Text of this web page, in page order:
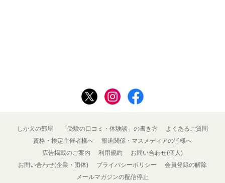
しか犬の部屋 「受験の口コミ・体験談」の書き方
よくあるご質問
資格・検定主催者様へ
報道関係・マスメディアの皆様へ
広告掲載のご案内
利用規約
お問い合わせ(個人)
お問い合わせ(企業・団体)
プライバシーポリシー
会員登録の解除
メールマガジンの配信停止